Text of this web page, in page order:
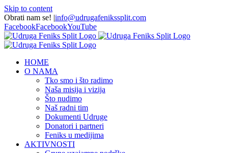
Skip to content
Obrati nam se! |info@udrugafenikssplit.com
FacebookFacebookYouTube
HOME
O NAMA
Tko smo i što radimo
Naša misija i vizija
Što nudimo
Naš radni tim
Dokumenti Udruge
Donatori i partneri
Feniks u medijima
AKTIVNOSTI